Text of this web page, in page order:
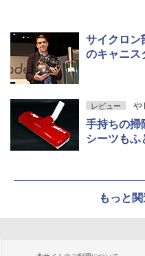
サイクロン
のキャニス
レビュー や
手持ちの掃
シーツもふ
もっと